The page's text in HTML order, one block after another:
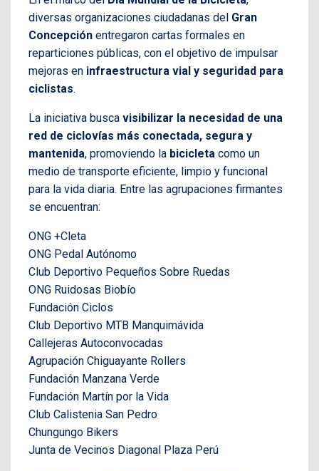
diversas organizaciones ciudadanas del Gran
Concepción entregaron cartas formales en
reparticiones públicas, con el objetivo de impulsar
mejoras en infraestructura vial y seguridad para
ciclistas.
La iniciativa busca visibilizar la necesidad de una
red de ciclovías más conectada, segura y
mantenida, promoviendo la bicicleta como un
medio de transporte eficiente, limpio y funcional
para la vida diaria. Entre las agrupaciones firmantes
se encuentran:
ONG +Cleta
ONG Pedal Autónomo
Club Deportivo Pequeños Sobre Ruedas
ONG Ruidosas Biobío
Fundación Ciclos
Club Deportivo MTB Manquimávida
Callejeras Autoconvocadas
Agrupación Chiguayante Rollers
Fundación Manzana Verde
Fundación Martín por la Vida
Club Calistenia San Pedro
Chungungo Bikers
Junta de Vecinos Diagonal Plaza Perú